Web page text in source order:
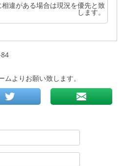
違がある場合は現況を優先と致
します。
よりお願い致します。